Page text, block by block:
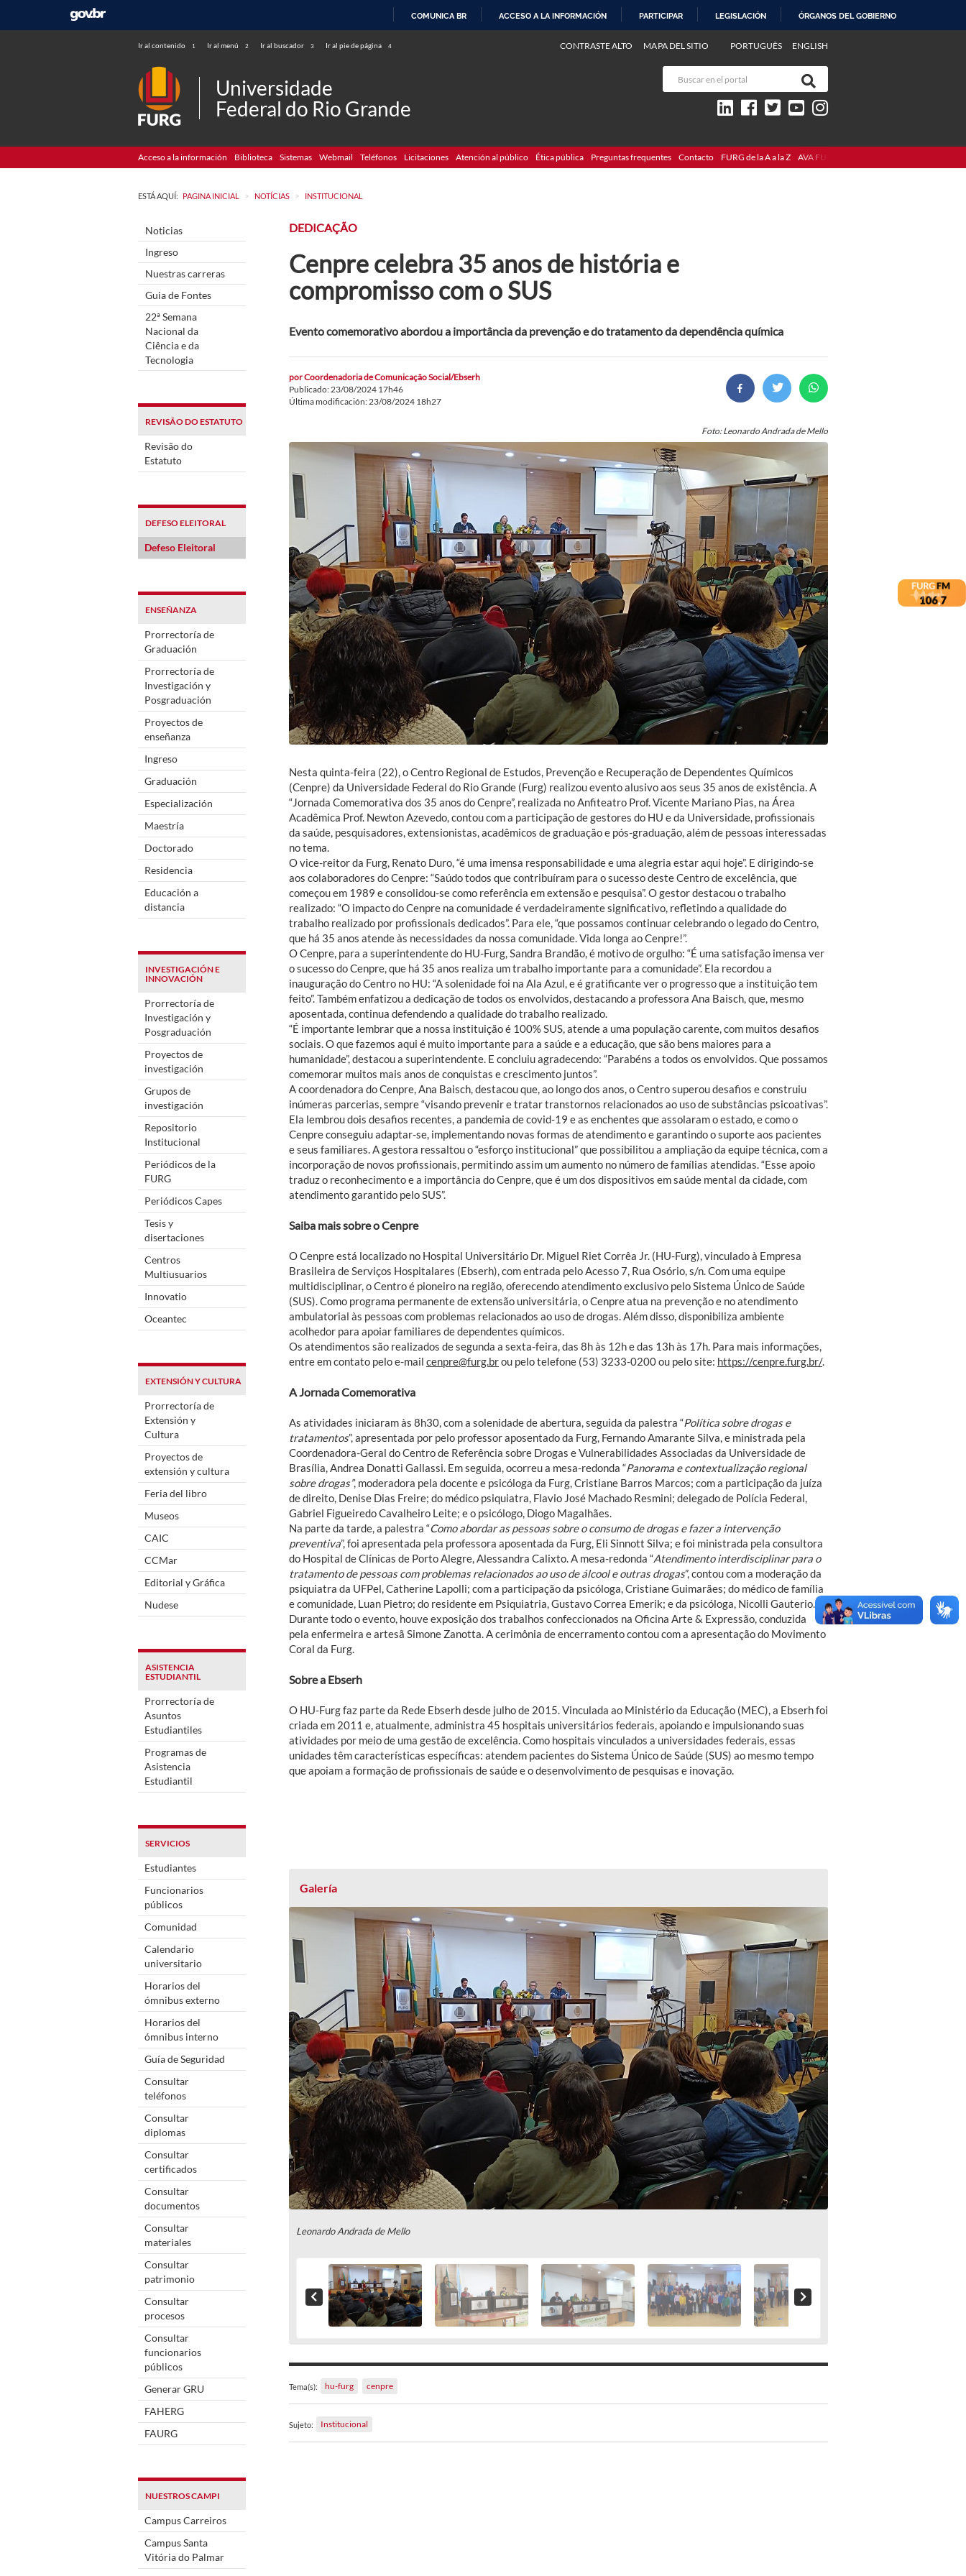
COMUNICA BR ACCESO A LA INFORMACIÓN PARTICIPAR LEGISLACIÓN ÓRGANOS DEL GOBIERNO
Ir al contenido 1 Ir al menú 2 Ir al buscador 3 Ir al pie de página 4 PORTUGUÊS ENGLISH
CONTRASTE ALTO MAPA DEL SITIO
Universidade
Federal do Rio Grande
Acceso a la información Biblioteca Sistemas Webmail Teléfonos Licitaciones Atención al público Ética pública Preguntas frequentes Contacto FURG de la A a la Z AVA FURG
ESTÁ AQUÍ: PAGINA INICIAL > NOTÍCIAS > INSTITUCIONAL
Noticias
Ingreso
Nuestras carreras
Guia de Fontes
22ª Semana
Nacional da
Ciência e da
Tecnologia
REVISÃO DO ESTATUTO
Revisão do
Estatuto
DEFESO ELEITORAL
Defeso Eleitoral
ENSEÑANZA
Prorrectoría de
Graduación
Prorrectoría de
Investigación y
Posgraduación
Proyectos de
enseñanza
Ingreso
Graduación
Especialización
Maestría
Doctorado
Residencia
Educación a
distancia
INVESTIGACIÓN E
INNOVACIÓN
Prorrectoría de
Investigación y
Posgraduación
Proyectos de
investigación
Grupos de
investigación
Repositorio
Institucional
Periódicos de la
FURG
Periódicos Capes
Tesis y
disertaciones
Centros
Multiusuarios
Innovatio
Oceantec
EXTENSIÓN Y CULTURA
Prorrectoría de
Extensión y
Cultura
Proyectos de
extensión y cultura
Feria del libro
Museos
CAIC
CCMar
Editorial y Gráfica
Nudese
ASISTENCIA
ESTUDIANTIL
Prorrectoría de
Asuntos
Estudiantiles
Programas de
Asistencia
Estudiantil
SERVICIOS
Estudiantes
Funcionarios
públicos
Comunidad
Calendario
universitario
Horarios del
ómnibus externo
Horarios del
ómnibus interno
Guía de Seguridad
Consultar
teléfonos
Consultar
diplomas
Consultar
certificados
Consultar
documentos
Consultar
materiales
Consultar
patrimonio
Consultar
procesos
Consultar
funcionarios
públicos
Generar GRU
FAHERG
FAURG
NUESTROS CAMPI
Campus Carreiros
Campus Santa
Vitória do Palmar
DEDICAÇÃO
Cenpre celebra 35 anos de história e
compromisso com o SUS
Evento comemorativo abordou a importância da prevenção e do tratamento da dependência química
porCoordenadoria de Comunicação Social/Ebserh
Publicado: 23/08/2024 17h46
Última modificación: 23/08/2024 18h27
Foto: Leonardo Andrada de Mello
Nesta quinta-feira (22), o Centro Regional de Estudos, Prevenção e Recuperação de Dependentes Químicos
(Cenpre) da Universidade Federal do Rio Grande (Furg) realizou evento alusivo aos seus 35 anos de existência. A
“Jornada Comemorativa dos 35 anos do Cenpre”, realizada no Anfiteatro Prof. Vicente Mariano Pias, na Área
Acadêmica Prof. Newton Azevedo, contou com a participação de gestores do HU e da Universidade, profissionais
da saúde, pesquisadores, extensionistas, acadêmicos de graduação e pós-graduação, além de pessoas interessadas
no tema.
O vice-reitor da Furg, Renato Duro, “é uma imensa responsabilidade e uma alegria estar aqui hoje”. E dirigindo-se
aos colaboradores do Cenpre: “Saúdo todos que contribuíram para o sucesso deste Centro de excelência, que
começou em 1989 e consolidou-se como referência em extensão e pesquisa”. O gestor destacou o trabalho
realizado: “O impacto do Cenpre na comunidade é verdadeiramente significativo, refletindo a qualidade do
trabalho realizado por profissionais dedicados”. Para ele, “que possamos continuar celebrando o legado do Centro,
que há 35 anos atende às necessidades da nossa comunidade. Vida longa ao Cenpre!”.
O Cenpre, para a superintendente do HU-Furg, Sandra Brandão, é motivo de orgulho: “É uma satisfação imensa ver
o sucesso do Cenpre, que há 35 anos realiza um trabalho importante para a comunidade”. Ela recordou a
inauguração do Centro no HU: “A solenidade foi na Ala Azul, e é gratificante ver o progresso que a instituição tem
feito”. Também enfatizou a dedicação de todos os envolvidos, destacando a professora Ana Baisch, que, mesmo
aposentada, continua defendendo a qualidade do trabalho realizado.
“É importante lembrar que a nossa instituição é 100% SUS, atende a uma população carente, com muitos desafios
sociais. O que fazemos aqui é muito importante para a saúde e a educação, que são bens maiores para a
humanidade”, destacou a superintendente. E concluiu agradecendo: “Parabéns a todos os envolvidos. Que possamos
comemorar muitos mais anos de conquistas e crescimento juntos”.
A coordenadora do Cenpre, Ana Baisch, destacou que, ao longo dos anos, o Centro superou desafios e construiu
inúmeras parcerias, sempre “visando prevenir e tratar transtornos relacionados ao uso de substâncias psicoativas”.
Ela lembrou dois desafios recentes, a pandemia de covid-19 e as enchentes que assolaram o estado, e como o
Cenpre conseguiu adaptar-se, implementando novas formas de atendimento e garantindo o suporte aos pacientes
e seus familiares. A gestora ressaltou o “esforço institucional” que possibilitou a ampliação da equipe técnica, com a
incorporação de novos profissionais, permitindo assim um aumento no número de famílias atendidas. “Esse apoio
traduz o reconhecimento e a importância do Cenpre, que é um dos dispositivos em saúde mental da cidade, com
atendimento garantido pelo SUS”.
Saiba mais sobre o Cenpre
O Cenpre está localizado no Hospital Universitário Dr. Miguel Riet Corrêa Jr. (HU-Furg), vinculado à Empresa
Brasileira de Serviços Hospitalares (Ebserh), com entrada pelo Acesso 7, Rua Osório, s/n. Com uma equipe
multidisciplinar, o Centro é pioneiro na região, oferecendo atendimento exclusivo pelo Sistema Único de Saúde
(SUS). Como programa permanente de extensão universitária, o Cenpre atua na prevenção e no atendimento
ambulatorial às pessoas com problemas relacionados ao uso de drogas. Além disso, disponibiliza ambiente
acolhedor para apoiar familiares de dependentes químicos.
Os atendimentos são realizados de segunda a sexta-feira, das 8h às 12h e das 13h às 17h. Para mais informações,
entre em contato pelo e-mail cenpre@furg.brou pelo telefone (53) 3233-0200 ou pelo site: https://cenpre.furg.br/.
A Jornada Comemorativa
As atividades iniciaram às 8h30, com a solenidade de abertura, seguida da palestra “Política sobre drogas e
tratamentos”, apresentada por pelo professor aposentado da Furg, Fernando Amarante Silva, e ministrada pela
Coordenadora-Geral do Centro de Referência sobre Drogas e Vulnerabilidades Associadas da Universidade de
Brasília, Andrea Donatti Gallassi. Em seguida, ocorreu a mesa-redonda “Panorama e contextualização regional
sobre drogas”, moderadora pela docente e psicóloga da Furg, Cristiane Barros Marcos; com a participação da juíza
de direito, Denise Dias Freire; do médico psiquiatra, Flavio José Machado Resmini; delegado de Polícia Federal,
Gabriel Figueiredo Cavalheiro Leite; e o psicólogo, Diogo Magalhães.
Na parte da tarde, a palestra “Como abordar as pessoas sobre o consumo de drogas e fazer a intervenção
preventiva”, foi apresentada pela professora aposentada da Furg, Eli Sinnott Silva; e foi ministrada pela consultora
do Hospital de Clínicas de Porto Alegre, Alessandra Calixto. A mesa-redonda “Atendimento interdisciplinar para o
tratamento de pessoas com problemas relacionados ao uso de álcool e outras drogas”, contou com a moderação da
psiquiatra da UFPel, Catherine Lapolli; com a participação da psicóloga, Cristiane Guimarães; do médico de família
e comunidade, Luan Pietro; do residente em Psiquiatria, Gustavo Correa Emerik; e da psicóloga, Nicolli Gauterio.
Durante todo o evento, houve exposição dos trabalhos confeccionados na Oficina Arte & Expressão, conduzida
pela enfermeira e artesã Simone Zanotta. A cerimônia de encerramento contou com a apresentação do Movimento
Coral da Furg.
Sobre a Ebserh
O HU-Furg faz parte da Rede Ebserh desde julho de 2015. Vinculada ao Ministério da Educação (MEC), a Ebserh foi
criada em 2011 e, atualmente, administra 45 hospitais universitários federais, apoiando e impulsionando suas
atividades por meio de uma gestão de excelência. Como hospitais vinculados a universidades federais, essas
unidades têm características específicas: atendem pacientes do Sistema Único de Saúde (SUS) ao mesmo tempo
que apoiam a formação de profissionais de saúde e o desenvolvimento de pesquisas e inovação.
Galería
Leonardo Andrada de Mello
Tema(s): hu-furg cenpre
Sujeto: Institucional